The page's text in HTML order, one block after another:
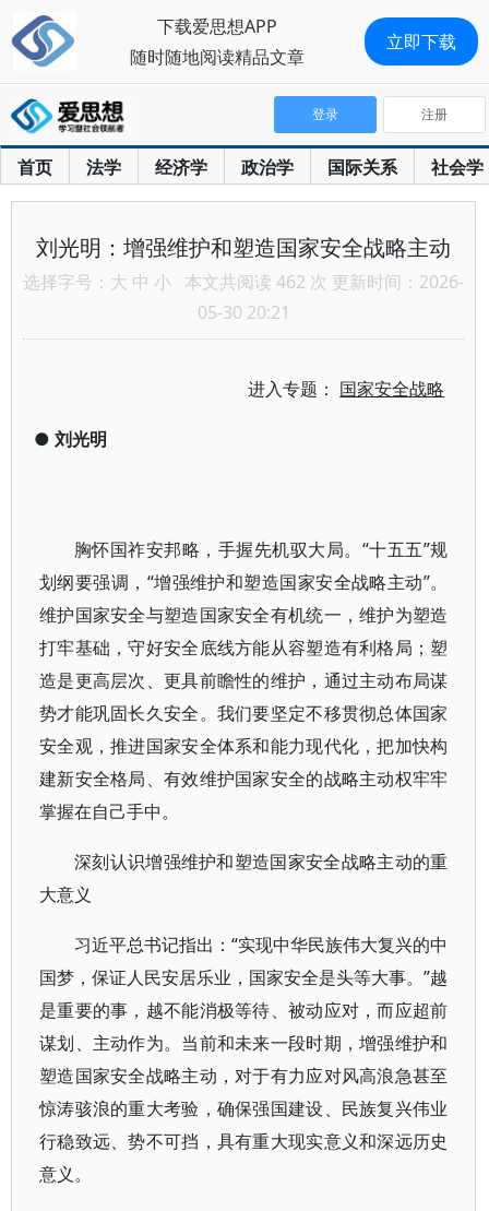
首页 法学 经济学 政治学 国际关系 社会学
登录 注册
刘光明：增强维护和塑造国家安全战略主动
选择字号： 大 中 小 本文共阅读 462 次 更新时间：2026-
05-30 20:21
进入专题： 国家安全战略
● 刘光明
胸怀国祚安邦略，手握先机驭大局。“十五五”规
划纲要强调，“增强维护和塑造国家安全战略主动”。
维护国家安全与塑造国家安全有机统一，维护为塑造
打牢基础，守好安全底线方能从容塑造有利格局；塑
造是更高层次、更具前瞻性的维护，通过主动布局谋
势才能巩固长久安全。我们要坚定不移贯彻总体国家
安全观，推进国家安全体系和能力现代化，把加快构
建新安全格局、有效维护国家安全的战略主动权牢牢
掌握在自己手中。
深刻认识增强维护和塑造国家安全战略主动的重
大意义
习近平总书记指出：“实现中华民族伟大复兴的中
国梦，保证人民安居乐业，国家安全是头等大事。”越
是重要的事，越不能消极等待、被动应对，而应超前
谋划、主动作为。当前和未来一段时期，增强维护和
塑造国家安全战略主动，对于有力应对风高浪急甚至
惊涛骇浪的重大考验，确保强国建设、民族复兴伟业
行稳致远、势不可挡，具有重大现实意义和深远历史
意义。
下载爱思想APP
随时随地阅读精品文章
立即下载